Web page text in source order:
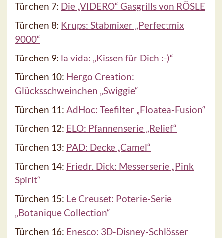
Türchen 7: Die „VIDERO“ Gasgrills von RÖSLE
Türchen 8: Krups: Stabmixer „Perfectmix
9000“
Türchen 9: la vida: „Kissen für Dich :-)“
Türchen 10: Hergo Creation:
Glücksschweinchen „Swiggie“
Türchen 11: AdHoc: Teefilter „Floatea-Fusion“
Türchen 12: ELO: Pfannenserie „Relief“
Türchen 13: PAD: Decke „Camel“
Türchen 14: Friedr. Dick: Messerserie „Pink
Spirit“
Türchen 15: Le Creuset: Poterie-Serie
„Botanique Collection“
Türchen 16: Enesco: 3D-Disney-Schlösser